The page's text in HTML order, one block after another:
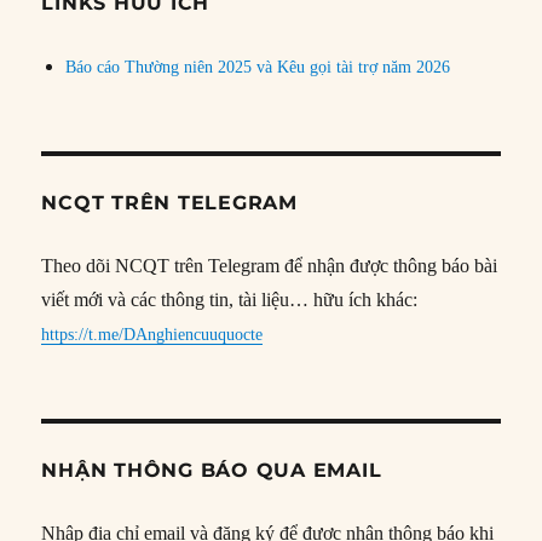
Báo cáo Thường niên 2025 và Kêu gọi tài trợ năm 2026
NCQT TRÊN TELEGRAM
Theo dõi NCQT trên Telegram để nhận được thông báo bài
viết mới và các thông tin, tài liệu… hữu ích khác:
https://t.me/DAnghiencuuquocte
NHẬN THÔNG BÁO QUA EMAIL
Nhập địa chỉ email và đăng ký để được nhận thông báo khi